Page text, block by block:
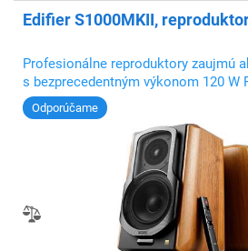
Edifier S1000MKII,
Profesionálne reproduktory zaujmú
s bezprecedentným výkonom 120 W
Odporúčame